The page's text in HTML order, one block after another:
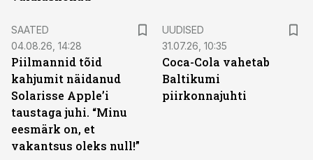
SAATED
04.08.26, 14:28
Piilmannid tõid
kahjumit näidanud
Solarisse Apple’i
taustaga juhi. “Minu
eesmärk on, et
vakantsus oleks null!”
UUDISED
31.07.26, 10:35
Coca-Cola vahetab
Baltikumi
piirkonnajuhti